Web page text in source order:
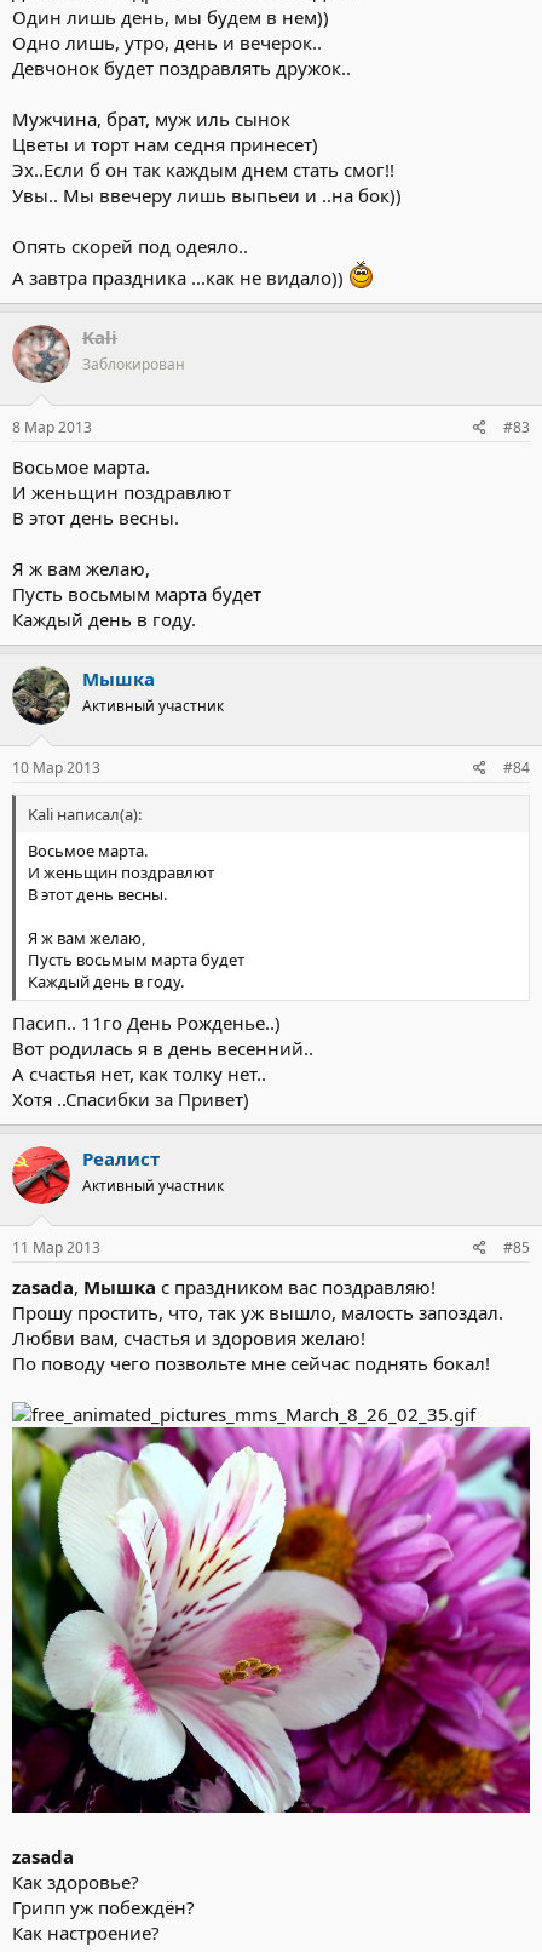
Один лишь день, мы будем в нем))
Одно лишь, утро, день и вечерок..
Девчонок будет поздравлять дружок..
Мужчина, брат, муж иль сынок
Цветы и торт нам седня принесет)
Эх..Если б он так каждым днем стать смог!!
Увы.. Мы ввечеру лишь выпьеи и ..на бок))
Опять скорей под одеяло..
А завтра праздника ...как не видало))
Kali
Заблокирован
8 Мар 2013 #83
Восьмое марта.
И женьщин поздравлют
В этот день весны.
Я ж вам желаю,
Пусть восьмым марта будет
Каждый день в году.
Мышка
Активный участник
10 Мар 2013 #84
Kali написал(а):
Восьмое марта.
И женьщин поздравлют
В этот день весны.
Я ж вам желаю,
Пусть восьмым марта будет
Каждый день в году.
Пасип.. 11го День Рожденье..)
Вот родилась я в день весенний..
А счастья нет, как толку нет..
Хотя ..Спасибки за Привет)
Реалист
Активный участник
11 Мар 2013 #85
zasada, Мышка с праздником вас поздравляю!
Прошу простить, что, так уж вышло, малость запоздал.
Любви вам, счастья и здоровия желаю!
По поводу чего позвольте мне сейчас поднять бокал!
zasada
Как здоровье?
Грипп уж побеждён?
Как настроение?